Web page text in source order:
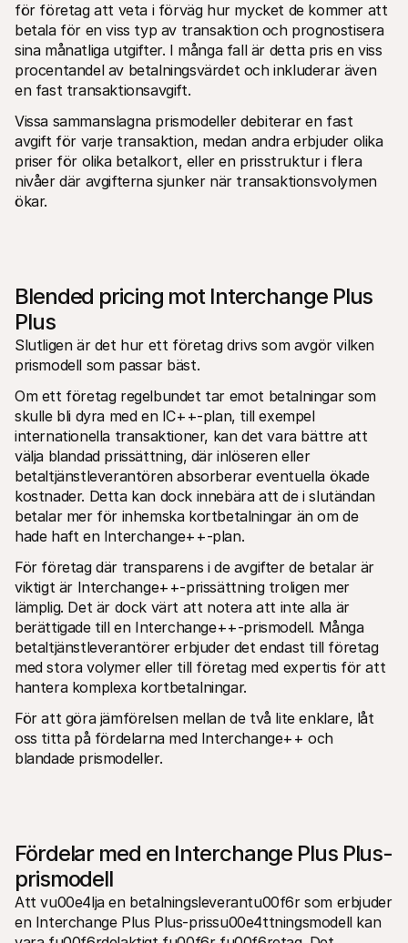
för företag att veta i förväg hur mycket de kommer att
betala för en viss typ av transaktion och prognostisera
sina månatliga utgifter. I många fall är detta pris en viss
procentandel av betalningsvärdet och inkluderar även
en fast transaktionsavgift.
Vissa sammanslagna prismodeller debiterar en fast
avgift för varje transaktion, medan andra erbjuder olika
priser för olika betalkort, eller en prisstruktur i flera
nivåer där avgifterna sjunker när transaktionsvolymen
ökar.
Blended pricing mot Interchange Plus
Plus
Slutligen är det hur ett företag drivs som avgör vilken
prismodell som passar bäst.
Om ett företag regelbundet tar emot betalningar som
skulle bli dyra med en IC++-plan, till exempel
internationella transaktioner, kan det vara bättre att
välja blandad prissättning, där inlöseren eller
betaltjänstleverantören absorberar eventuella ökade
kostnader. Detta kan dock innebära att de i slutändan
betalar mer för inhemska kortbetalningar än om de
hade haft en Interchange++-plan.
För företag där transparens i de avgifter de betalar är
viktigt är Interchange++-prissättning troligen mer
lämplig. Det är dock värt att notera att inte alla är
berättigade till en Interchange++-prismodell. Många
betaltjänstleverantörer erbjuder det endast till företag
med stora volymer eller till företag med expertis för att
hantera komplexa kortbetalningar.
För att göra jämförelsen mellan de två lite enklare, låt
oss titta på fördelarna med Interchange++ och
blandade prismodeller.
Fördelar med en Interchange Plus Plus-
prismodell
Att vu00e4lja en betalningsleverantu00f6r som erbjuder
en Interchange Plus Plus-prissu00e4ttningsmodell kan